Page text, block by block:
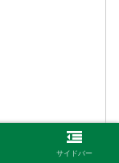
サイドバー